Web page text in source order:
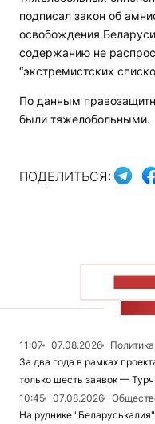
подписал закон об
освобождения
содержанию не
“экстремистских
По данным
были тяжелобольными.
ПОДЕЛИТЬСЯ:
11:07 07.08.2026
За два года в рамках
только шесть заявок —
10:45
07.08.2026
На руднике